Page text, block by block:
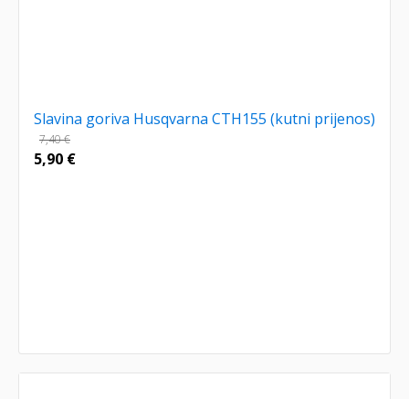
Slavina goriva Husqvarna CTH155 (kutni prijenos)
7,40€
5,90 €